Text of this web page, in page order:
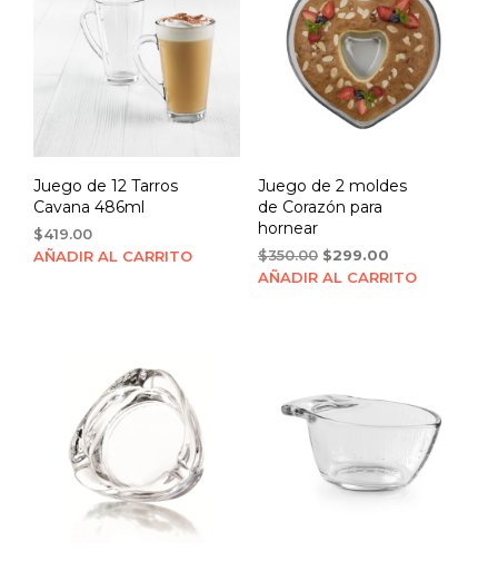
Juego de 12 Tarros
Cavana 486ml
$419.00
AÑADIR AL CARRITO
Juego de 2 moldes
de Corazón para
hornear
$350.00 Original
price
$299.00Current
price
AÑADIR AL CARRITO